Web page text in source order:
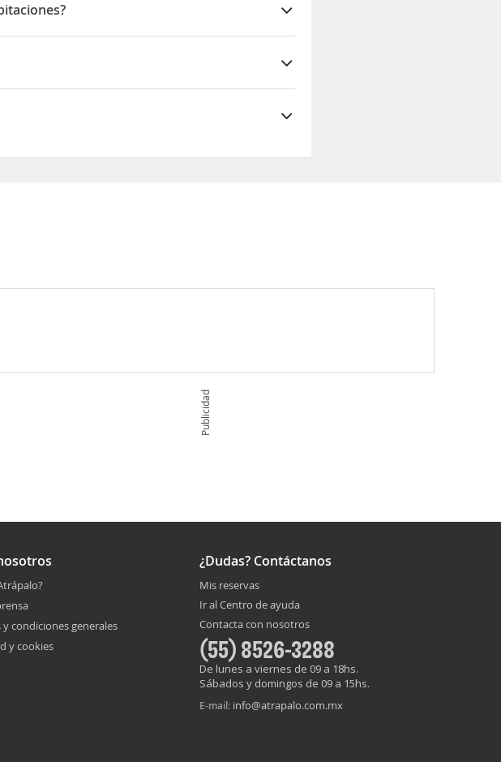
Publicidad
y condiciones generales
y cookies
¿Dudas? Contáctanos
Mis reservas
Ir al Centro de ayuda
Contacta con nosotros
(55) 8526-3288
De lunes a viernes de 09 a 18hs.
Sábados y domingos de 09 a 15hs.
E-mail: info@atrapalo.com.mx